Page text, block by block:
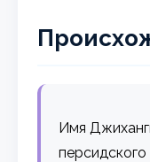
Имя
персидского